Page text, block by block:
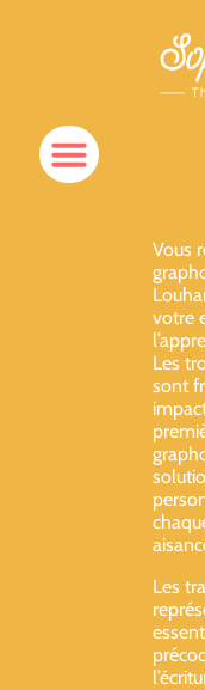
Vous
votre
Les
sont
Les